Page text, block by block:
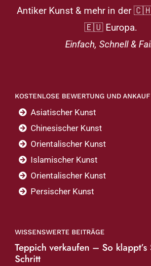
Antiker Kunst & mehr in der
🇪🇺 Europa.
Einfach, Schnell &
KOSTENLOSE BEWERTUNG UND
Asiatischer Kunst
Chinesischer Kunst
Orientalischer Kunst
Islamischer Kunst
Orientalischer Kunst
Persischer Kunst
WISSENSWERTE BEITRÄGE
Teppich verkaufen – So
Schritt